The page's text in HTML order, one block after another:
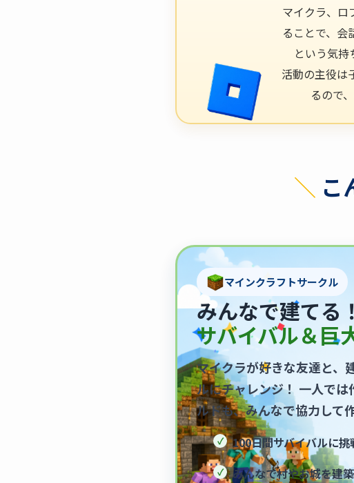
マイクラ、ロ
ることで、会
という気
活動の主役は
るので
＼ こ
マインクラフトサークル
みんなで建てる！
サバイバル＆巨
マイクラが好きな友達と、
ルにチャレンジ！ 一人では
ルドも、みんなで協力して
100日間サバイバルに挑
みんなで村やお城を建築